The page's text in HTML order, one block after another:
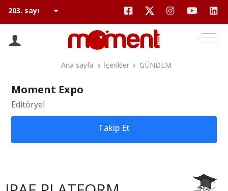
Ana sayfa İçerikler GÜNDEM
Moment Expo
Editöryel
Takip Et